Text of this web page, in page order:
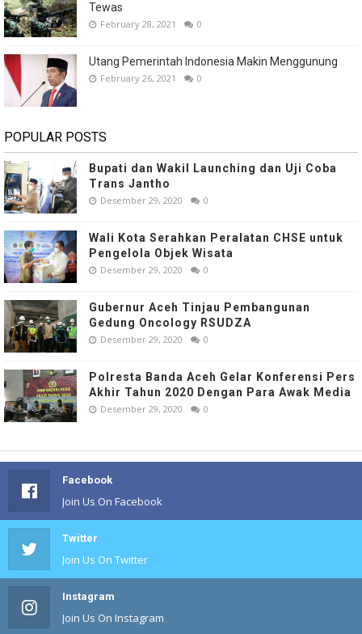
Tewas
February 28, 2021 0
Utang Pemerintah Indonesia Makin Menggunung
February 26, 2021 0
POPULAR POSTS
Bupati dan Wakil Launching dan Uji Coba
Trans Jantho
Desember 29, 2020 0
Wali Kota Serahkan Peralatan CHSE untuk
Pengelola Objek Wisata
Desember 29, 2020 0
Gubernur Aceh Tinjau Pembangunan
Gedung Oncology RSUDZA
Desember 29, 2020 0
Polresta Banda Aceh Gelar Konferensi Pers
Akhir Tahun 2020 Dengan Para Awak Media
Desember 29, 2020 0
Facebook
Join Us On Facebook
Twitter
Join Us On Twitter
Instagram
Join Us On Instagram